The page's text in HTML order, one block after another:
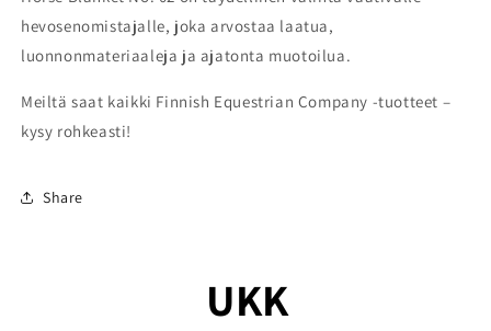
hevosenomistajalle, joka arvostaa laatua,
luonnonmateriaaleja ja ajatonta muotoilua.
Meiltä saat kaikki Finnish Equestrian Company -tuotteet –
kysy rohkeasti!
Share
UKK